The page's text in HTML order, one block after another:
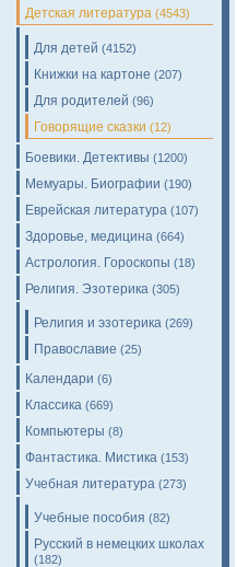
Детская литература (4543)
Для детей (4152)
Книжки на картоне (207)
Для родителей (96)
Говорящие сказки (12)
Боевики. Детективы (1200)
Мемуары. Биографии (190)
Еврейская литература (107)
Здоровье, медицина (664)
Астрология. Гороскопы (18)
Религия. Эзотерика (305)
Религия и эзотерика (269)
Православие (25)
Календари (6)
Классика (669)
Компьютеры (8)
Фантастика. Мистика (153)
Учебная литература (273)
Учебные пособия (82)
Русский в немецких школах
(182)